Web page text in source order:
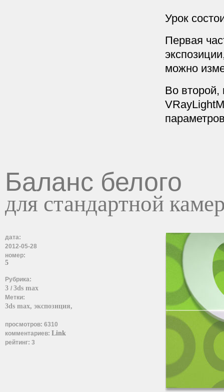
Урок
Первая
можно
Во второй,
Баланс белого
для стандартной
дата:
2012-05-28
номер:
5
Рубрика:
3 / 3ds max
Метки:
3ds max, экспозиция,
просмотров: 6310
комментариев: Link
рейтинг: 3